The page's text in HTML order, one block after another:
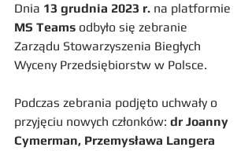
Dnia 13 grudnia 2023 r. na platformie
MS Teams odbyło się zebranie
Zarządu Stowarzyszenia Biegłych
Wyceny Przedsiębiorstw w Polsce.
Podczas zebrania podjęto uchwały o
przyjęciu nowych członków: dr Joanny
Cymerman, Przemysława Langera